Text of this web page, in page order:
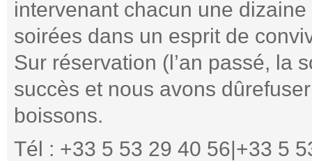
intervenant chacun une
soirées dans un esprit de
Sur réservation (l’an passé, la
succès et nous avons
boissons.
Tél : +33 5 53 29 40 56|+33 5